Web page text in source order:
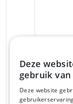
Deze
gebruik van
Deze website